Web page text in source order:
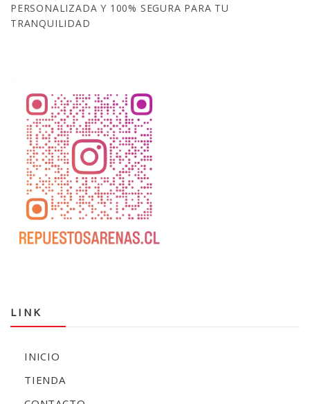
PERSONALIZADA Y 100% SEGURA PARA TU
TRANQUILIDAD
LINK
INICIO
TIENDA